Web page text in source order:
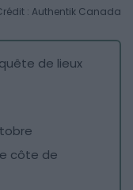
: Authentik Canada
de lieux
côte de